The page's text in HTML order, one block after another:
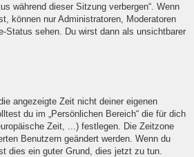
während dieser Sitzung verbergen“. Wenn
können nur Administratoren, Moderatoren
Status sehen. Du wirst dann als unsichtbarer
angezeigte Zeit nicht deiner eigenen
du im „Persönlichen Bereich“ die für dich
Zeit, ...) festlegen. Die Zeitzone
Benutzern geändert werden. Wenn du
dies ein guter Grund, dies jetzt zu tun.